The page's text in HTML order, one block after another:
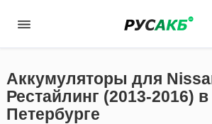
Аккумуляторы для
Рестайлинг (2013-2016)
Петербурге